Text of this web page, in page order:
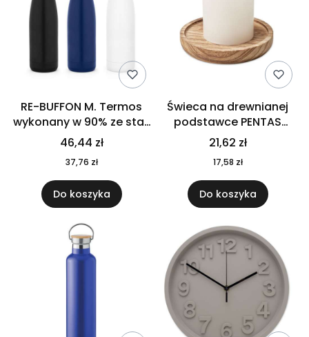
RE-BUFFON M. Termos
wykonany w 90% ze stali
nierdzewnej
pochodzącej z
recyklingu 520 ml 94294
46,44 zł
37,76 zł
Do koszyka
Świeca na drewnianej
podstawce PENTAS
MO6282-40
21,62 zł
17,58 zł
Do koszyka